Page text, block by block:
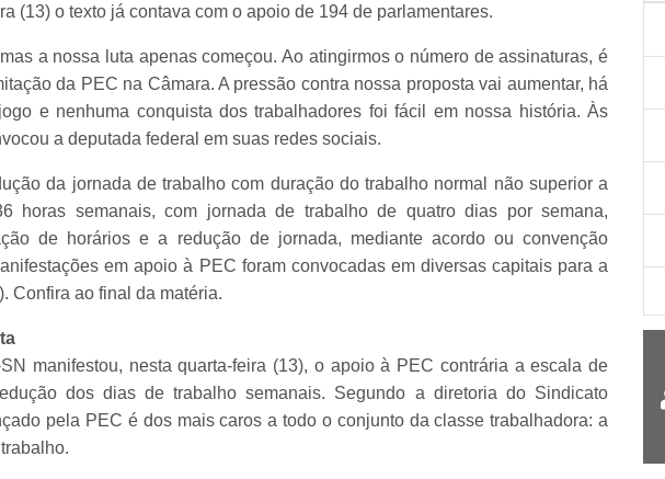
(13) o texto já contava com o apoio de 194 de parlamentares.
a nossa luta apenas começou. Ao atingirmos o número de assinaturas, é
da PEC na Câmara. A pressão contra nossa proposta vai aumentar, há
e nenhuma conquista dos trabalhadores foi fácil em nossa história. Às
a deputada federal em suas redes sociais.
da jornada de trabalho com duração do trabalho normal não superior a
horas semanais, com jornada de trabalho de quatro dias por semana,
de horários e a redução de jornada, mediante acordo ou convenção
em apoio à PEC foram convocadas em diversas capitais para a
Confira ao final da matéria.
manifestou, nesta quarta-feira (13), o apoio à PEC contrária a escala de
dos dias de trabalho semanais. Segundo a diretoria do Sindicato
pela PEC é dos mais caros a todo o conjunto da classe trabalhadora: a